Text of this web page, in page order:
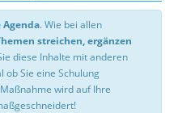
. Wie bei allen
streichen, ergänzen
diese Inhalte mit anderen
ob Sie eine Schulung
wird auf Ihre